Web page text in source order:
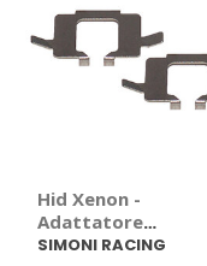
Hid Xenon -
Adattatore
portalampada Bmw
SIMONI RACING